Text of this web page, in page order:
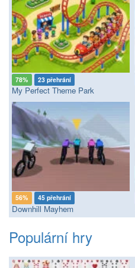
78% 23 přehrání
My Perfect Theme Park
56% 45 přehrání
Downhill Mayhem
Populární hry